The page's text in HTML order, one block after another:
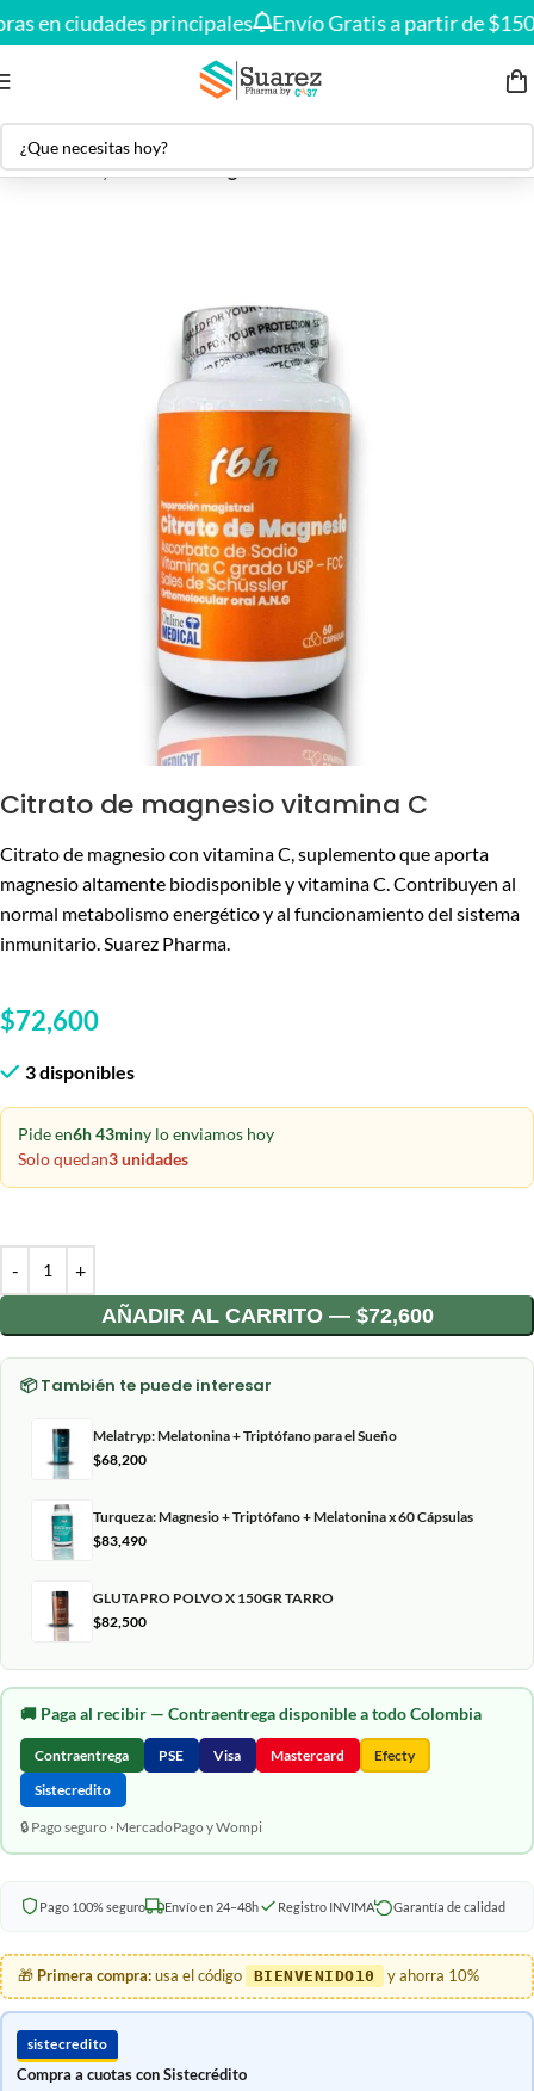
en ciudades principales Envío Gratis a partir de
Inicio Salud y Bienestar Magnesio
Citrato de magnesio vitamina C
Citrato de magnesio con vitamina C, suplemento que aporta
magnesio altamente biodisponible y vitamina C. Contribuyen al
normal metabolismo energético y al funcionamiento del sistema
inmunitario. Suarez Pharma.
$72,600
3 disponibles
Pide en6h 43miny lo enviamos hoy
Solo quedan3 unidades
AÑADIR AL CARRITO — $72,600
📦 También te puede interesar
Melatryp: Melatonina + Triptófano para el Sueño
$68,200
Turqueza: Magnesio + Triptófano + Melatonina x 60 Cápsulas
$83,490
GLUTAPRO POLVO X 150GR TARRO
$82,500
🚚 Paga al recibir— Contraentrega disponible a todo Colombia
Contraentrega PSE Visa Mastercard Efecty
Sistecredito
🔒 Pago seguro · MercadoPago y Wompi
Pago 100% seguro Envío en 24–48h Registro INVIMA Garantía de calidad
🎁 Primera compra:usa el código BIENVENIDO10 y ahorra 10%
sistecredito
Compra a cuotas con Sistecrédito
Envío gratis en compras desde $150.000🚚